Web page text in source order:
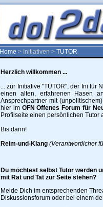
Home > Initiativen > TUTOR
Herzlich willkommen ...
... zur Initiative "TUTOR", der Ini für
einen alten, erfahrenen Hasen
Ansprechpartner mit
hier im OFN Offenes Forum für
Profilseite einen persönlichen
Bis dann!
Reim-und-Klang (Verantwortlicher
Du möchtest selbst Tutor werden
mit Rat und Tat zur Seite stehen?
Melde Dich im entsprechenden
Diskussionsforum oder bei einem